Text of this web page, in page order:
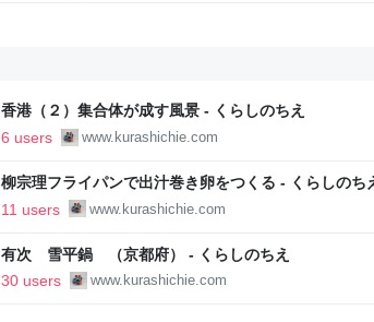
香港（２）集合体が成す風景 - くらしのちえ
6 users
www.kurashichie.com
柳宗理フライパンで出汁巻き卵をつくる - くらしのち
11 users
www.kurashichie.com
有次 雪平鍋 （京都府） - くらしのちえ
30 users
www.kurashichie.com